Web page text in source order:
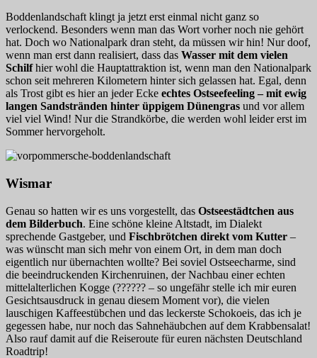
Boddenlandschaft klingt ja jetzt erst einmal nicht ganz so
verlockend. Besonders wenn man das Wort vorher noch nie gehört
hat. Doch wo Nationalpark dran steht, da müssen wir hin! Nur doof,
wenn man erst dann realisiert, dass das Wasser mit dem vielen
Schilfhier wohl die Hauptattraktion ist, wenn man den Nationalpark
schon seit mehreren Kilometern hinter sich gelassen hat. Egal, denn
als Trost gibt es hier an jeder Ecke echtes Ostseefeeling – mit ewig
langen Sandstränden hinter üppigem Dünengras und vor allem
viel viel Wind! Nur die Strandkörbe, die werden wohl leider erst im
Sommer hervorgeholt.
Wismar
Genau so hatten wir es uns vorgestellt, das Ostseestädtchen aus
dem Bilderbuch. Eine schöne kleine Altstadt, im Dialekt
sprechende Gastgeber, und Fischbrötchen direkt vom Kutter –
was wünscht man sich mehr von einem Ort, in dem man doch
eigentlich nur übernachten wollte? Bei soviel Ostseecharme, sind
die beeindruckenden Kirchenruinen, der Nachbau einer echten
mittelalterlichen Kogge (?????? – so ungefähr stelle ich mir euren
Gesichtsausdruck in genau diesem Moment vor), die vielen
lauschigen Kaffeestübchen und das leckerste Schokoeis, das ich je
gegessen habe, nur noch das Sahnehäubchen auf dem Krabbensalat!
Also rauf damit auf die Reiseroute für euren nächsten Deutschland
Roadtrip!